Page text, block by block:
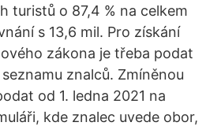
turistů o 87,4 % na celkem
s 13,6 mil. Pro získání
zákona je třeba podat
znalců. Zmíněnou
od 1. ledna 2021 na
kde znalec uvede obor,